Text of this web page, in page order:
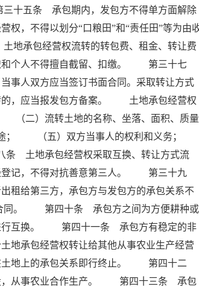
十五条 承包期内，发包方不得单方面解除
权，不得以划分“口粮田”和“责任田”等为由
承包经营权流转的转包费、租金、转让费
和个人不得擅自截留、扣缴。 第三十七
事人双方应当签订书面合同。采取转让方式
的，应当报发包方备案。 土地承包经营权
二）流转土地的名称、坐落、面积、质量
（五）双方当事人的权利和义务；
地承包经营权采取互换、转让方式流
登记，不得对抗善意第三人。 第三十九
租给第三方，承包方与发包方的承包关系不
同。 第四十条 承包方之间为方便耕种或
进行互换。 第四十一条 承包方有稳定的非
地承包经营权转让给其他从事农业生产经营
土地上的承包关系即行终止。 第四十二
，从事农业合作生产。 第四十三条 承包